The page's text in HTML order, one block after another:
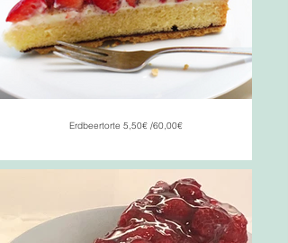
Erdbeertorte 5,50€ /60,00€